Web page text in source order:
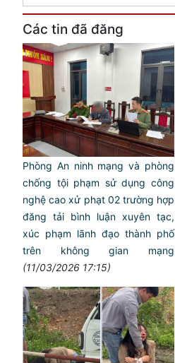
Các tin đã đăng
Phòng An ninh mạng và phòng
chống tội phạm sử dụng công
nghệ cao xử phạt 02 trường hợp
đăng tải bình luận xuyên tạc,
xúc phạm lãnh đạo thành phố
trên không gian mạng
(11/03/2026 17:15)